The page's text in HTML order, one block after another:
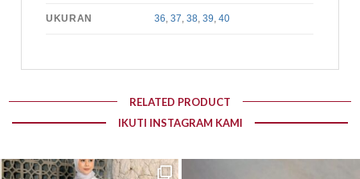
UKURAN 36 ,37 ,38 ,39 ,40
RELATED PRODUCT
IKUTI INSTAGRAM KAMI